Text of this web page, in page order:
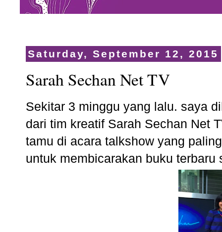
Saturday, September 12, 2015
Sarah Sechan Net TV
Sekitar 3 minggu yang lalu. saya
dari tim kreatif Sarah Sechan Net
tamu di acara talkshow yang
untuk membicarakan buku terbaru